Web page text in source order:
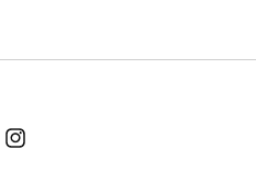
Instagram